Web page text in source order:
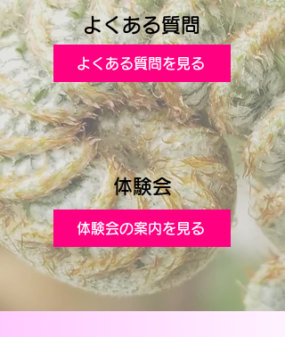
よくある質問
よくある質問を見る
体験会
体験会の案内を見る